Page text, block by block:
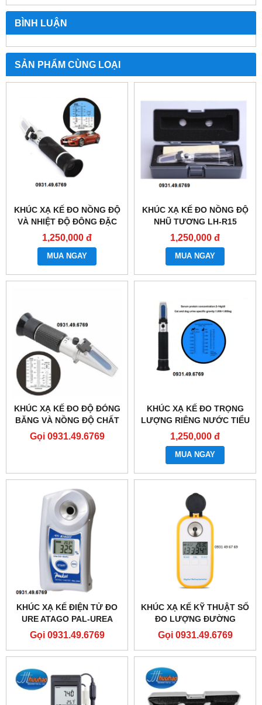
BÌNH LUẬN
SẢN PHẨM CÙNG LOẠI
KHÚC XẠ KẾ ĐO NỒNG ĐỘ
VÀ NHIỆT ĐỘ ĐÔNG ĐẶC
LH-B70
1,250,000 đ
MUA NGAY
KHÚC XẠ KẾ ĐO NỒNG ĐỘ
NHŨ TƯƠNG LH-R15
1,250,000 đ
MUA NGAY
KHÚC XẠ KẾ ĐO ĐỘ ĐÓNG
BĂNG VÀ NỒNG ĐỘ CHẤT
LÀM MÁT RHA-503
Gọi 0931.49.6769
KHÚC XẠ KẾ ĐO TRỌNG
LƯỢNG RIÊNG NƯỚC TIỂU
CHÓ MÈO
1,250,000 đ
MUA NGAY
KHÚC XẠ KẾ ĐIỆN TỬ ĐO
URE ATAGO PAL-UREA
Gọi 0931.49.6769
KHÚC XẠ KẾ KỸ THUẬT SỐ
ĐO LƯỢNG ĐƯỜNG
TRONG RƯỢU VANG
Gọi 0931.49.6769